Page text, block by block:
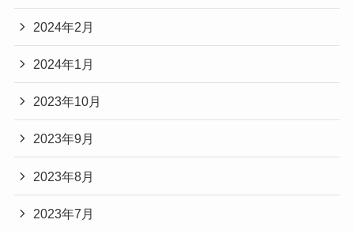
2024年2月
2024年1月
2023年10月
2023年9月
2023年8月
2023年7月